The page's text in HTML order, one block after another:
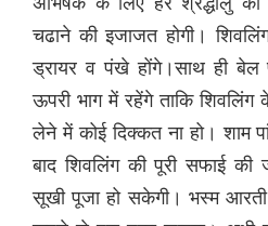
चढाने की इजाजत होगी।
ड्रायर व पंखे होंगे।साथ ही
ऊपरी भाग में रहेंगे ताकि
लेने में कोई दिक्कत ना हो। शाम
बाद शिवलिंग की पूरी सफाई की
सूखी पूजा हो सकेगी। भस्म आरती